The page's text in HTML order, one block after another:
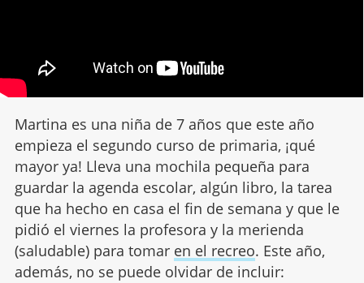
Martina es una niña de 7 años que este año
empieza el segundo curso de primaria, ¡qué
mayor ya! Lleva una mochila pequeña para
guardar la agenda escolar, algún libro, la tarea
que ha hecho en casa el fin de semana y que le
pidió el viernes la profesora y la merienda
(saludable) para tomar en el recreo. Este año,
además, no se puede olvidar de incluir: